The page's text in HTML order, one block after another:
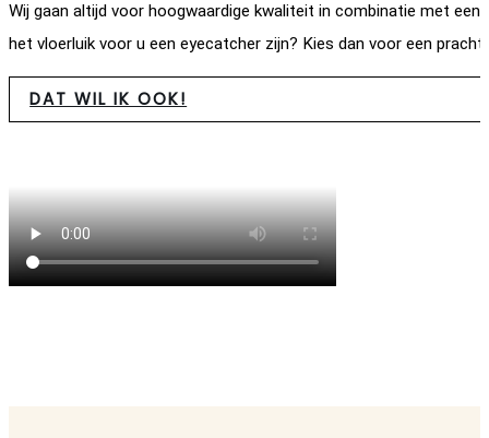
Wij gaan altijd voor hoogwaardige kwaliteit in combinatie met
het vloerluik voor u een eyecatcher zijn? Kies dan voor een
DAT WIL IK OOK!